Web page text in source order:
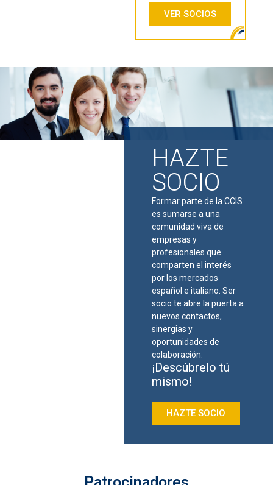
VER SOCIOS
HAZTE
SOCIO
Formar parte de la CCIS
es sumarse a una
comunidad viva de
empresas y
profesionales que
comparten el interés
por los mercados
español e italiano. Ser
socio te abre la puerta a
nuevos contactos,
sinergias y
oportunidades de
colaboración.
¡Descúbrelo tú
mismo!
HAZTE SOCIO